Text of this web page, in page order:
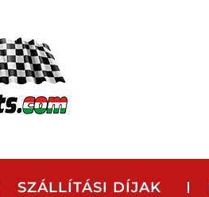
SZÁLLÍTÁSI DÍJAK